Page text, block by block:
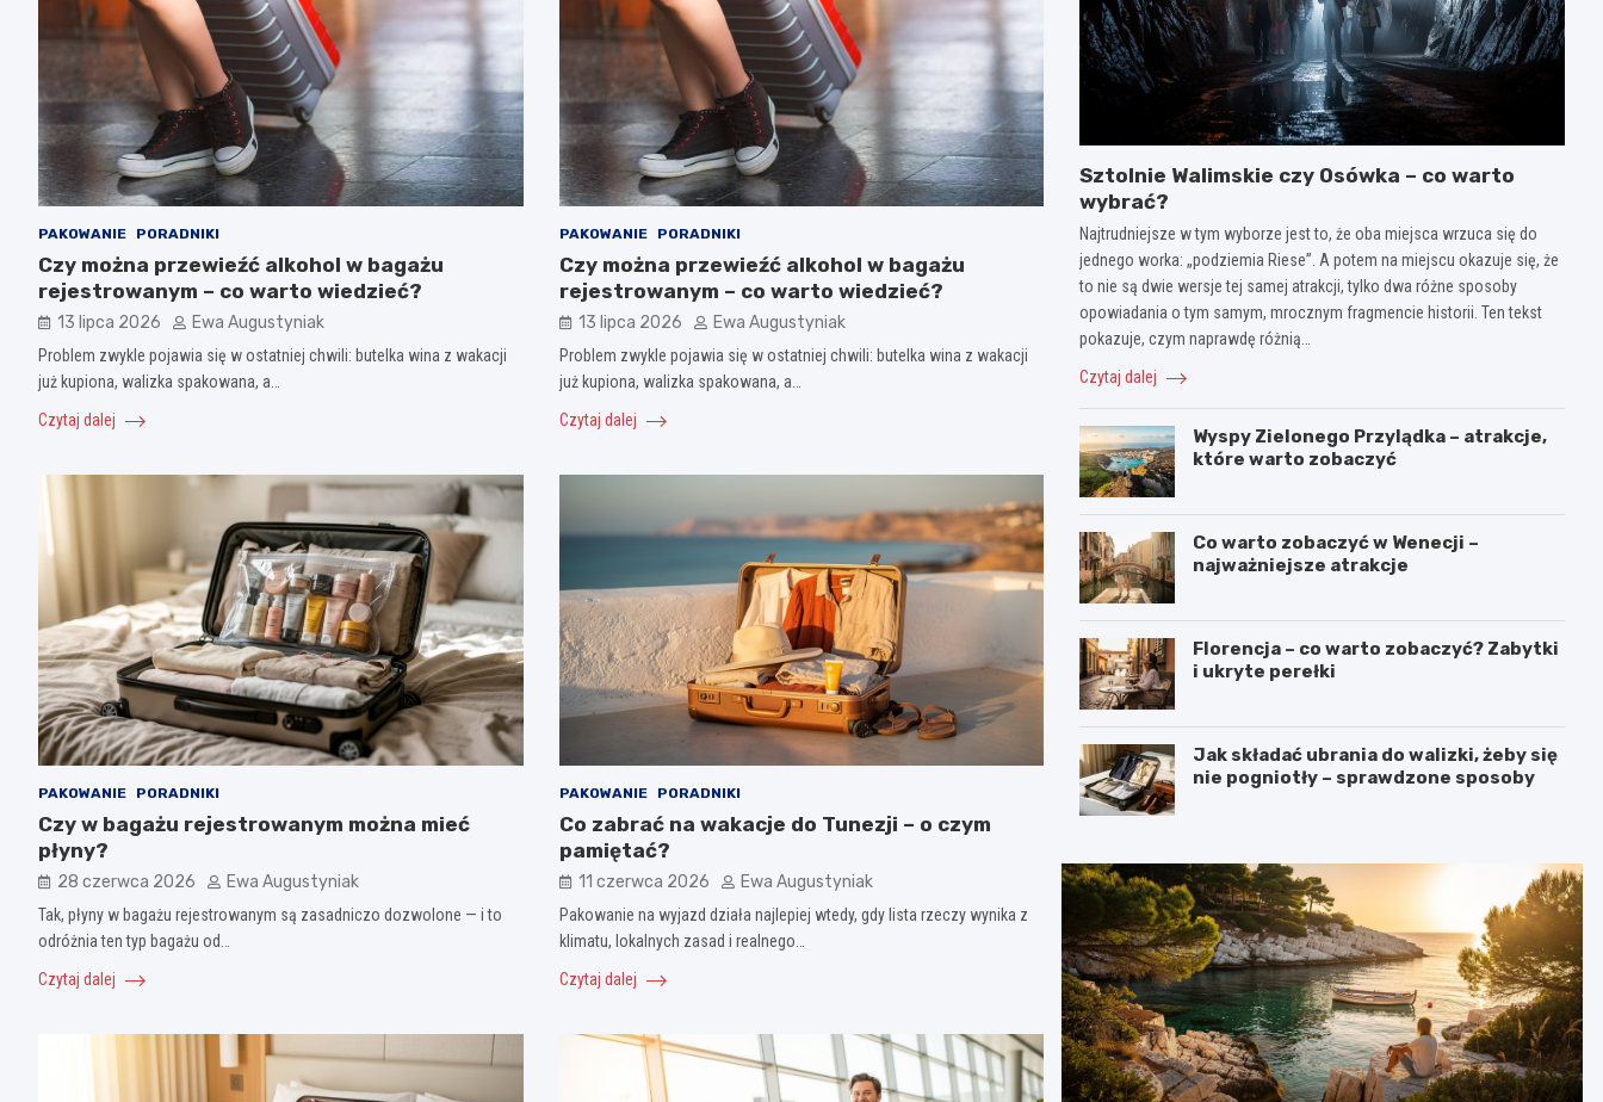
PAKOWANIE PORADNIKI
Czy można przewieźć alkohol w bagażu
rejestrowanym – co warto wiedzieć?
13 lipca 2026 Ewa Augustyniak
Problem zwykle pojawia się w ostatniej chwili: butelka wina z wakacji
już kupiona, walizka spakowana, a…
Czytaj dalej
PAKOWANIE PORADNIKI
Czy można przewieźć alkohol w bagażu
rejestrowanym – co warto wiedzieć?
13 lipca 2026 Ewa Augustyniak
Problem zwykle pojawia się w ostatniej chwili: butelka wina z wakacji
już kupiona, walizka spakowana, a…
Czytaj dalej
PAKOWANIE PORADNIKI
Czy w bagażu rejestrowanym można mieć
płyny?
28 czerwca 2026 Ewa Augustyniak
Tak, płyny w bagażu rejestrowanym są zasadniczo dozwolone — i to
odróżnia ten typ bagażu od…
Czytaj dalej
PAKOWANIE PORADNIKI
Co zabrać na wakacje do Tunezji – o czym
pamiętać?
11 czerwca 2026 Ewa Augustyniak
Pakowanie na wyjazd działa najlepiej wtedy, gdy lista rzeczy wynika z
klimatu, lokalnych zasad i realnego…
Czytaj dalej
Sztolnie Walimskie czy Osówka – co warto
wybrać?
Najtrudniejsze w tym wyborze jest to, że oba miejsca wrzuca się do
jednego worka: „podziemia Riese”. A potem na miejscu okazuje się, że
to nie są dwie wersje tej samej atrakcji, tylko dwa różne sposoby
opowiadania o tym samym, mrocznym fragmencie historii. Ten tekst
pokazuje, czym naprawdę różnią…
Czytaj dalej
Wyspy Zielonego Przylądka – atrakcje,
które warto zobaczyć
Co warto zobaczyć w Wenecji –
najważniejsze atrakcje
Florencja – co warto zobaczyć? Zabytki
i ukryte perełki
Jak składać ubrania do walizki, żeby się
nie pogniotły – sprawdzone sposoby